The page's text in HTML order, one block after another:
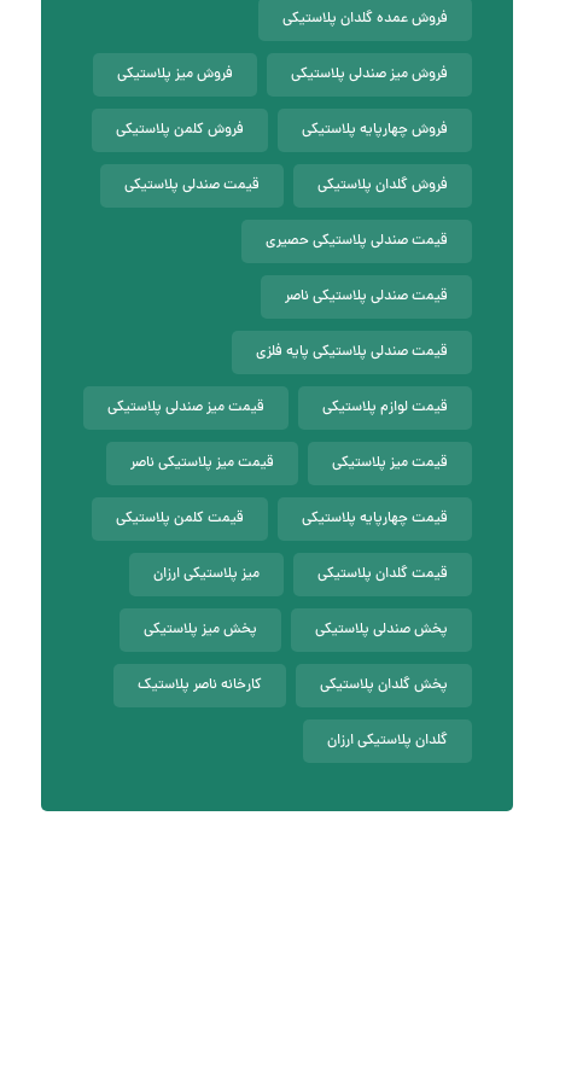
فروش عمده گلدان پلاستیکی
فروش میز صندلی پلاستیکی فروش میز پلاستیکی
فروش چهارپایه پلاستیکی فروش کلمن پلاستیکی
فروش گلدان پلاستیکی قیمت صندلی پلاستیکی
قیمت صندلی پلاستیکی حصیری
قیمت صندلی پلاستیکی ناصر
قیمت صندلی پلاستیکی پایه فلزی
قیمت لوازم پلاستیکی قیمت میز صندلی پلاستیکی
قیمت میز پلاستیکی قیمت میز پلاستیکی ناصر
قیمت چهارپایه پلاستیکی قیمت کلمن پلاستیکی
قیمت گلدان پلاستیکی میز پلاستیکی ارزان
پخش صندلی پلاستیکی پخش میز پلاستیکی
پخش گلدان پلاستیکی کارخانه ناصر پلاستیک
گلدان پلاستیکی ارزان